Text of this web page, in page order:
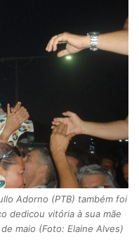
Adorno (PTB) também foi
dedicou vitória à sua mãe
maio (Foto: Elaine Alves)